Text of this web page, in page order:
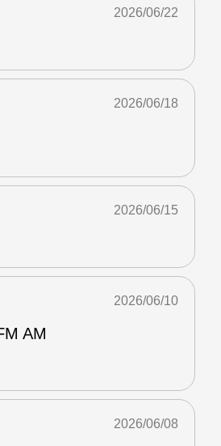
2026/06/22
2026/06/18
2026/06/15
AM
2026/06/10
2026/06/08